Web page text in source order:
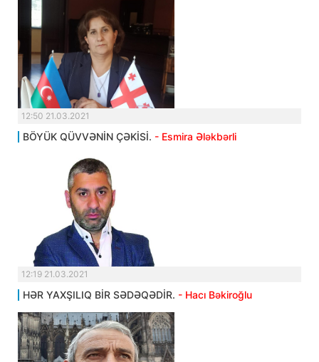
12:50 21.03.2021
BÖYÜK QÜVVƏNİN ÇƏKİSİ. - Esmira Ələkbərli
12:19 21.03.2021
HƏR YAXŞILIQ BİR SƏDƏQƏDİR. - Hacı Bəkiroğlu